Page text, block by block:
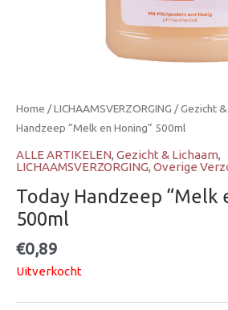
Home /LICHAAMSVERZORGING /Gezicht
Handzeep “Melk en Honing” 500ml
ALLE ARTIKELEN, Gezicht & Lichaam,
LICHAAMSVERZORGING, Overige
Today Handzeep “Melk
500ml
€0,89
Uitverkocht